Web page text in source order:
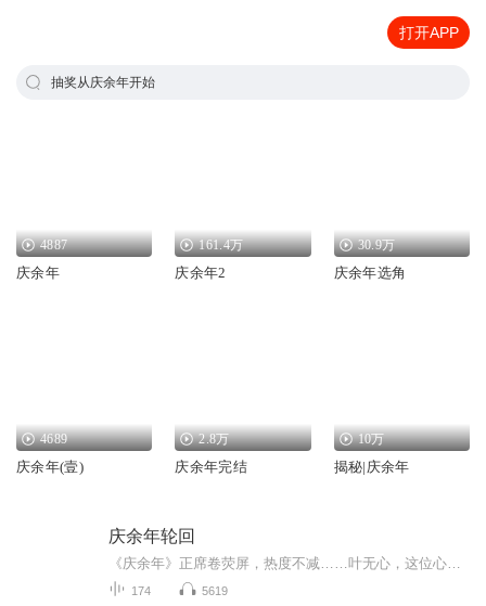
打开APP
抽奖从庆余年开始
4887
庆余年
161.4万
庆余年2
30.9万
庆余年选角
4689
庆余年(壹)
2.8万
庆余年完结
10万
揭秘|庆余年
庆余年轮回
174 5619